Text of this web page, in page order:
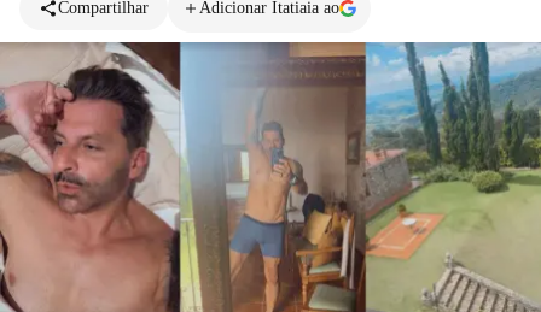
Compartilhar
Adicionar Itatiaia ao